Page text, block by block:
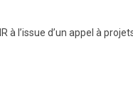
à l’issue d’un appel à